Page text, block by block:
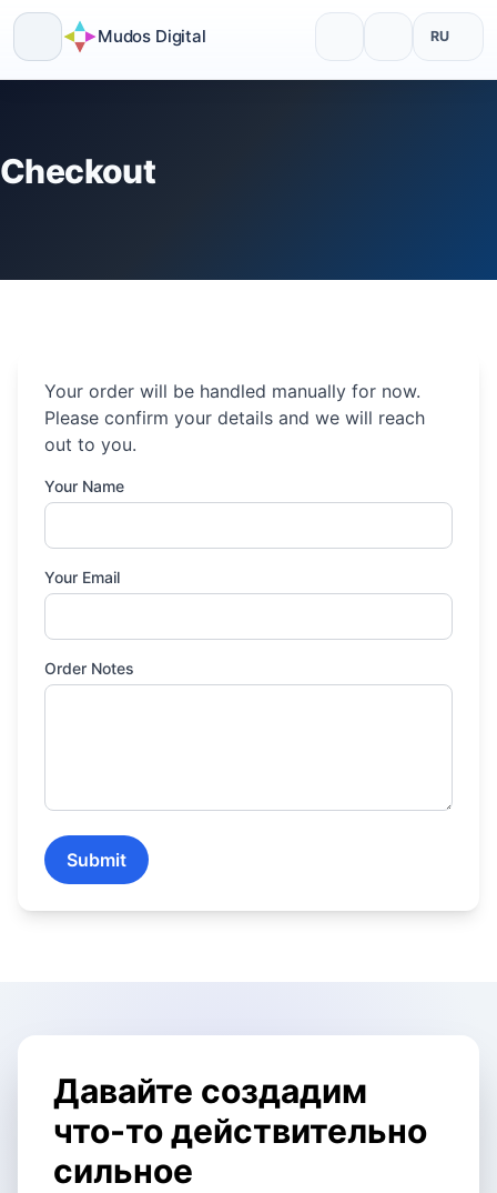
Mudos Digital RU
Checkout
Your order will be handled manually for now.
Please confirm your details and we will reach
out to you.
Your Name
Your Email
Order Notes
Submit
Давайте создадим
что-то действительно
сильное